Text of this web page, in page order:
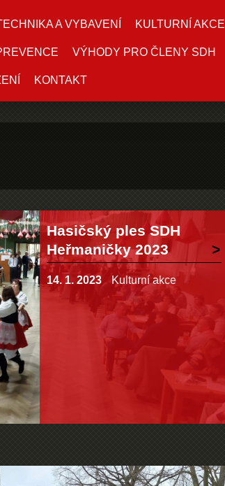
A VYBAVENÍ KULTURNÍ AKCE
VÝHODY PRO ČLENY SDH
KONTAKT
Hasičský ples SDH
Heřmaničky 2023
14. 1. 2023 Kulturní akce